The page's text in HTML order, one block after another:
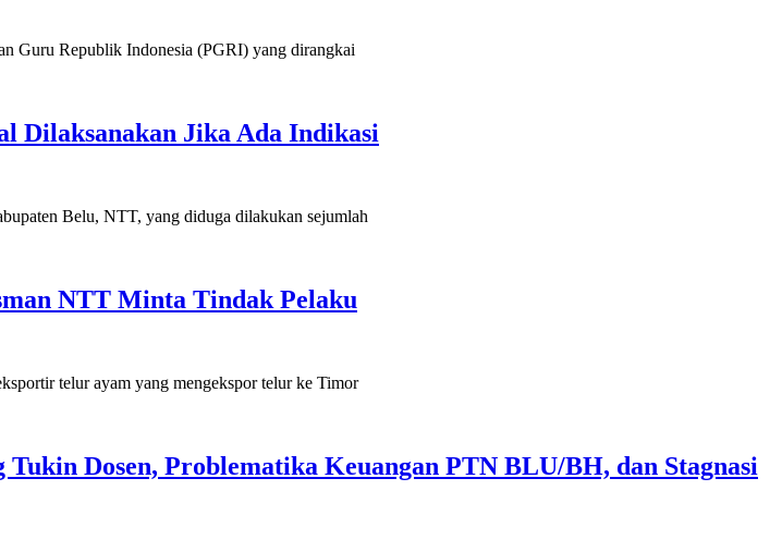
Guru Republik Indonesia (PGRI) yang dirangkai
Dilaksanakan Jika Ada Indikasi
Belu, NTT, yang diduga dilakukan sejumlah
NTT Minta Tindak Pelaku
telur ayam yang mengekspor telur ke Timor
Dosen, Problematika Keuangan PTN BLU/BH, dan Stagnasi